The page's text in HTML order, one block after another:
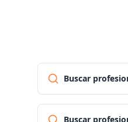
Buscar
Buscar